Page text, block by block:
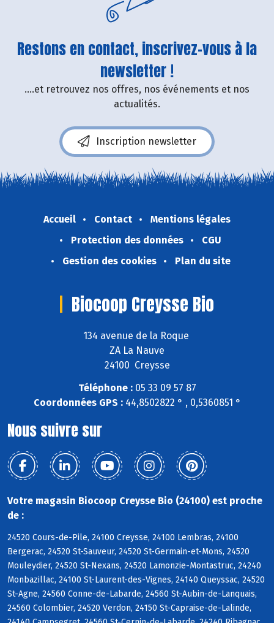
Restons en contact, inscrivez-vous à la
newsletter !
....et retrouvez nos offres, nos événements et nos
actualités.
Inscription newsletter
Accueil Contact
Mentions légales
Protection des données
CGU
Gestion des cookies
Plan du site
Biocoop Creysse Bio
134 avenue de la Roque
ZA La Nauve
24100 Creysse
Téléphone :05 33 09 57 87
Coordonnées GPS :44,8502822 ° , 0,5360851 °
Nous suivre sur
Votre magasin Biocoop Creysse Bio (24100) est proche
de :
24520 Cours-de-Pile, 24100 Creysse, 24100 Lembras, 24100
Bergerac, 24520 St-Sauveur, 24520 St-Germain-et-Mons, 24520
Mouleydier, 24520 St-Nexans, 24520 Lamonzie-Montastruc, 24240
Monbazillac, 24100 St-Laurent-des-Vignes, 24140 Queyssac, 24520
St-Agne, 24560 Conne-de-Labarde, 24560 St-Aubin-de-Lanquais,
24560 Colombier, 24520 Verdon, 24150 St-Capraise-de-Lalinde,